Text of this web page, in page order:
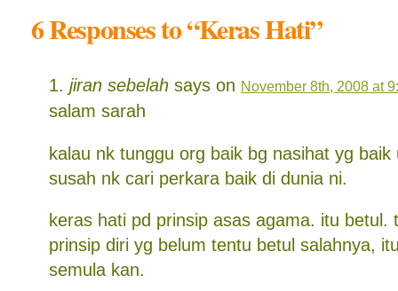
6 Responses to “Keras Hati”
jiran sebelah says on November 8th, 2008 at
salam sarah
kalau nk tunggu org baik bg nasihat yg baik
susah nk cari perkara baik di dunia ni.
keras hati pd prinsip asas agama. itu betul.
prinsip diri yg belum tentu betul salahnya,
semula kan.